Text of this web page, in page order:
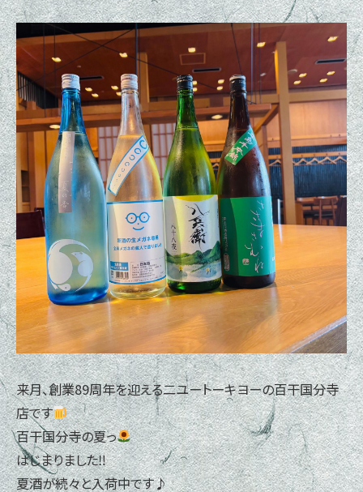
来月、創業89周年を迎える二ユートーキヨーの百干国分寺
店です
百干国分寺の夏っ
はじまりました‼
夏酒が続々と入荷中です♪